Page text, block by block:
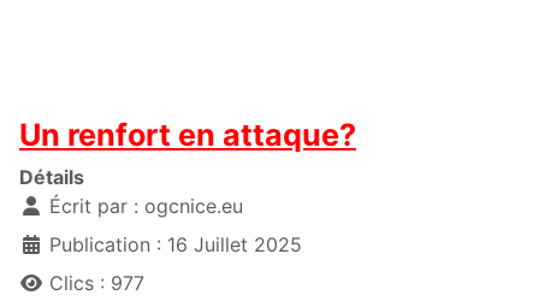
Un renfort en attaque?
Détails
Écrit par : ogcnice.eu
Publication : 16 Juillet 2025
Clics : 977